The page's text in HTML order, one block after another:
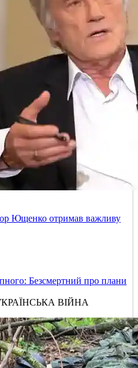
Ющенко отримав важливу
Безсмертний про плани
ВІЙНА